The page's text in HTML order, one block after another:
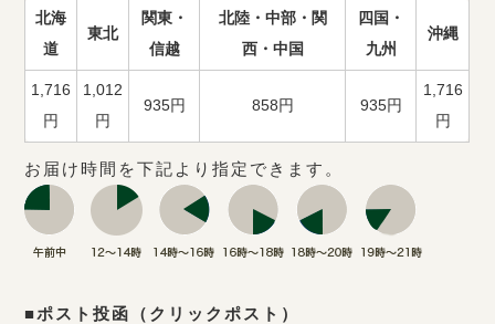
北海
道
東北
関東・
信越
北陸・中部・関
西・中国
四国・
九州
沖縄
1,716
円
1,012
円
935円 858円 935円
1,716
円
お届け時間を下記より指定できます。
■ポスト投函（クリックポスト）